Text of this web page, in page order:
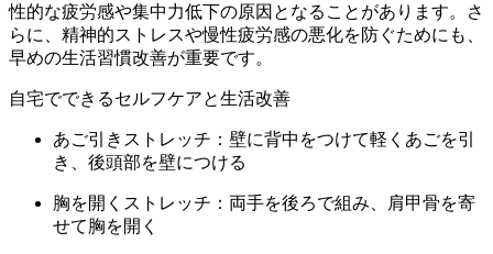
性的な疲労感や集中力低下の原因となることがあります。さ
らに、精神的ストレスや慢性疲労感の悪化を防ぐためにも、
早めの生活習慣改善が重要です。
自宅でできるセルフケアと生活改善
あご引きストレッチ：壁に背中をつけて軽くあごを引
き、後頭部を壁につける
胸を開くストレッチ：両手を後ろで組み、肩甲骨を寄
せて胸を開く